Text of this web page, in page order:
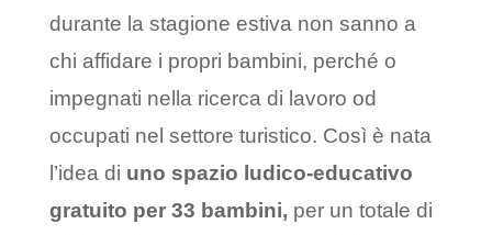
durante la stagione estiva non sanno a
chi affidare i propri bambini, perché o
impegnati nella ricerca di lavoro od
occupati nel settore turistico. Così è nata
l’idea di uno spazio ludico-educativo
gratuito per 33 bambini, per un totale di